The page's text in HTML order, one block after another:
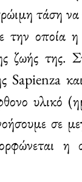
τάση να
την οποία
ζωής
υλικό
σε
η